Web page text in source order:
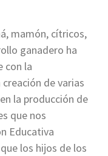
mamón, cítricos,
ganadero ha
con la
de varias
la producción de
que nos
Educativa
los hijos de los